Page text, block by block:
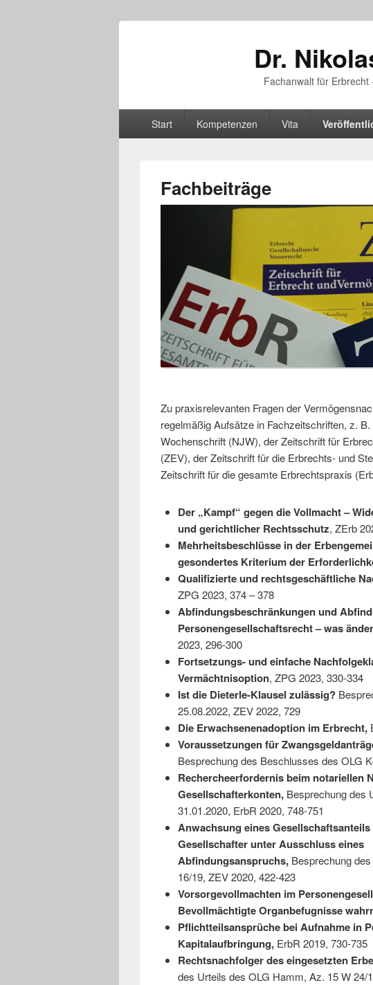
Dr.
Fachanwalt für
Start Kompetenzen Vita
Fachbeiträge
Zu praxisrelevanten Fragen der
regelmäßig Aufsätze in Fachzeitschriften, z.
Wochenschrift (NJW), der Zeitschrift für
(ZEV), der Zeitschrift für die Erbrechts- und
Zeitschrift für die gesamte Erbrechtspraxis
Der „Kampf“ gegen die Vollmacht –
und gerichtlicher Rechtsschutz, ZErb
Mehrheitsbeschlüsse in der
gesondertes Kriterium der
Qualifizierte und rechtsgeschäftliche
ZPG 2023, 374 – 378
Abfindungsbeschränkungen und
Personengesellschaftsrecht – was
2023, 296-300
Fortsetzungs- und einfache
Vermächtnisoption, ZPG 2023, 330-334
Ist die Dieterle-Klausel zulässig?
25.08.2022, ZEV 2022, 729
Die Erwachsenenadoption im Erbrecht,
Voraussetzungen für
Besprechung des Beschlusses des OLG
Rechercheerfordernis beim notariellen
Gesellschafterkonten, Besprechung des
31.01.2020, ErbR 2020, 748-751
Anwachsung eines
Gesellschafter unter Ausschluss eines
Abfindungsanspruchs, Besprechung
16/19, ZEV 2020, 422-423
Vorsorgevollmachten im
Bevollmächtigte Organbefugnisse
Pflichtteilsansprüche bei Aufnahme in
Kapitalaufbringung, ErbR 2019, 730-735
Rechtsnachfolger des eingesetzten
des Urteils des OLG Hamm, Az. 15 W 24/